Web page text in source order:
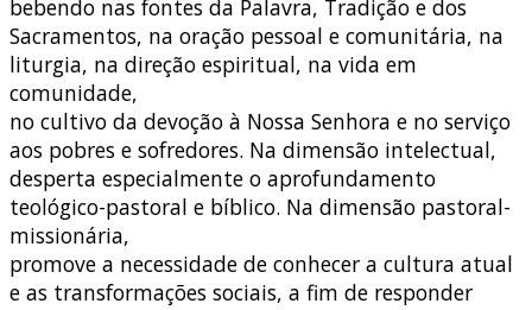
bebendo nas fontes da Palavra, Tradição e dos
Sacramentos, na oração pessoal e comunitária, na
liturgia, na direção espiritual, na vida em
comunidade,
no cultivo da devoção à Nossa Senhora e no serviço
aos pobres e sofredores. Na dimensão intelectual,
desperta especialmente o aprofundamento
teológico-pastoral e bíblico. Na dimensão pastoral-
missionária,
promove a necessidade de conhecer a cultura atual
e as transformações sociais, a fim de responder